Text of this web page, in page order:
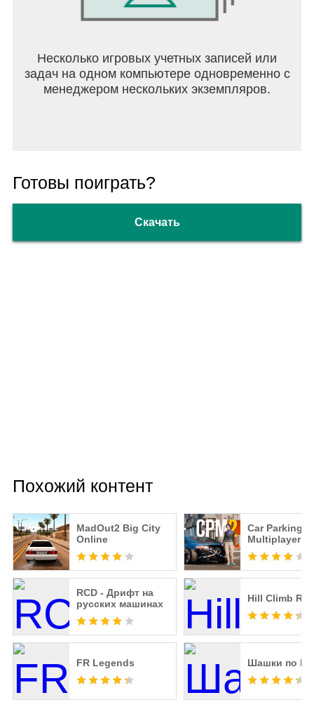
Несколько игровых учетных записей или
задач на одном компьютере одновременно с
менеджером нескольких экземпляров.
Готовы поиграть?
Скачать
Похожий контент
MadOut2 Big City
Online
Car Parking
Multiplayer 2
RCD - Дрифт на
русских машинах
Hill Climb
FR Legends Шашки по